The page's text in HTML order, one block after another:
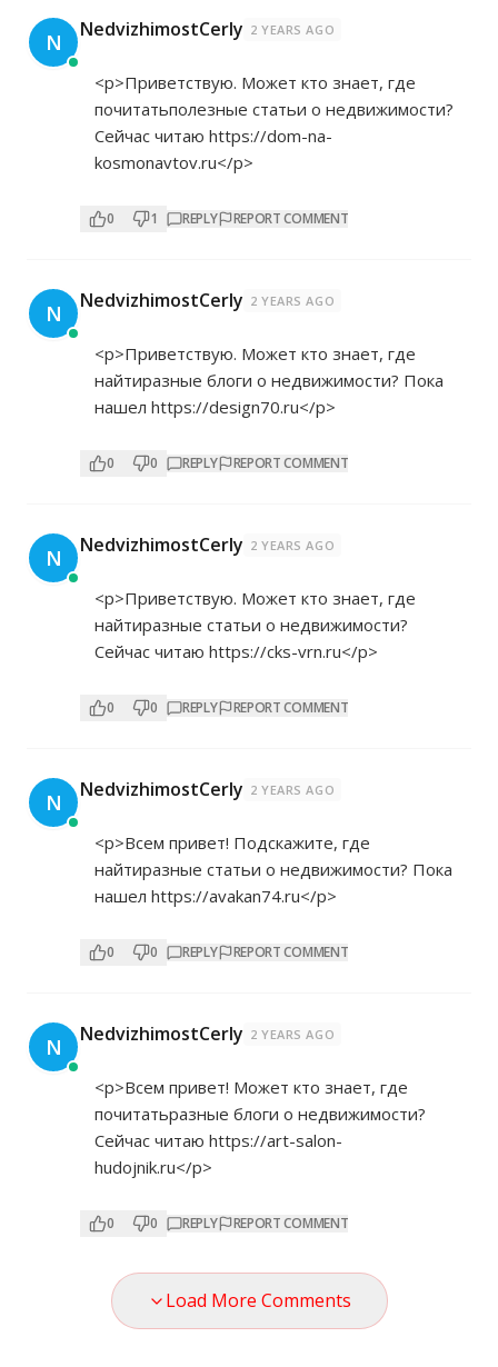
N NedvizhimostCerly 2 YEARS AGO
<p>Приветствую. Может кто знает, где
почитатьполезные статьи о недвижимости?
Сейчас читаю https://dom-na-
kosmonavtov.ru</p>
0 1 REPLY REPORT COMMENT
N NedvizhimostCerly 2 YEARS AGO
<p>Приветствую. Может кто знает, где
найтиразные блоги о недвижимости? Пока
нашел https://design70.ru</p>
0 0 REPLY REPORT COMMENT
N NedvizhimostCerly 2 YEARS AGO
<p>Приветствую. Может кто знает, где
найтиразные статьи о недвижимости?
Сейчас читаю https://cks-vrn.ru</p>
0 0 REPLY REPORT COMMENT
N NedvizhimostCerly 2 YEARS AGO
<p>Всем привет! Подскажите, где
найтиразные статьи о недвижимости? Пока
нашел https://avakan74.ru</p>
0 0 REPLY REPORT COMMENT
N NedvizhimostCerly 2 YEARS AGO
<p>Всем привет! Может кто знает, где
почитатьразные блоги о недвижимости?
Сейчас читаю https://art-salon-
hudojnik.ru</p>
0 0 REPLY REPORT COMMENT
Load More Comments